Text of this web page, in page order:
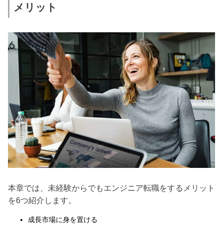
メリット
本章では、未経験からでもエンジニア転職をするメリット
を6つ紹介します。
成長市場に身を置ける